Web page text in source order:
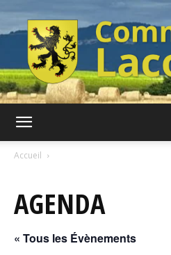
Accueil
AGENDA
« Tous les Évènements